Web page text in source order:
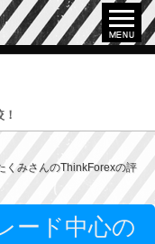
くみさんのThinkForexの評
ード中心の